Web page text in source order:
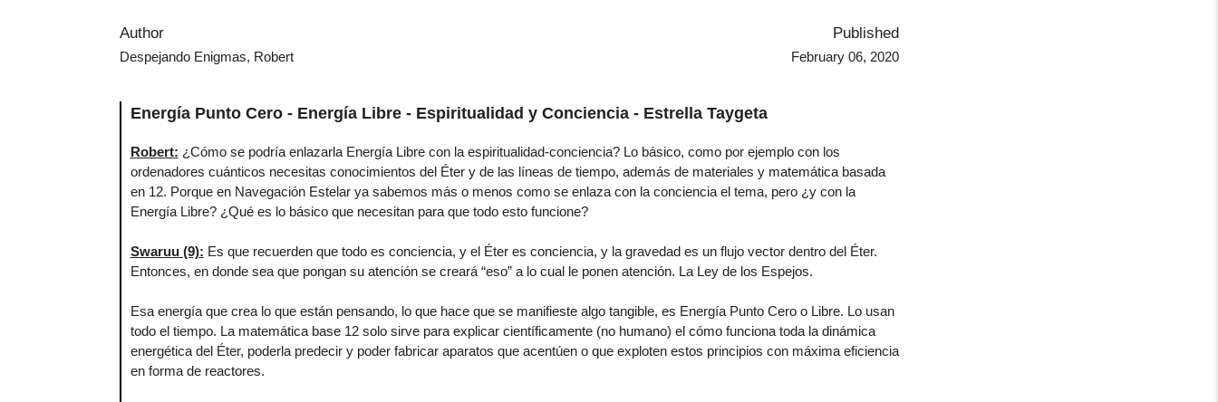
Author
Despejando Enigmas, Robert
Published
February 06, 2020
Energía Punto Cero - Energía Libre - Espiritualidad y Conciencia - Estrella Taygeta
Robert: ¿Cómo se podría enlazarla Energía Libre con la espiritualidad-conciencia? Lo básico, como por ejemplo con los
ordenadores cuánticos necesitas conocimientos del Éter y de las líneas de tiempo, además de materiales y matemática basada
en 12. Porque en Navegación Estelar ya sabemos más o menos como se enlaza con la conciencia el tema, pero ¿y con la
Energía Libre? ¿Qué es lo básico que necesitan para que todo esto funcione?
Swaruu (9): Es que recuerden que todo es conciencia, y el Éter es conciencia, y la gravedad es un flujo vector dentro del Éter.
Entonces, en donde sea que pongan su atención se creará “eso” a lo cual le ponen atención. La Ley de los Espejos.
Esa energía que crea lo que están pensando, lo que hace que se manifieste algo tangible, es Energía Punto Cero o Libre. Lo usan
todo el tiempo. La matemática base 12 solo sirve para explicar científicamente (no humano) el cómo funciona toda la dinámica
energética del Éter, poderla predecir y poder fabricar aparatos que acentúen o que exploten estos principios con máxima eficiencia
en forma de reactores.